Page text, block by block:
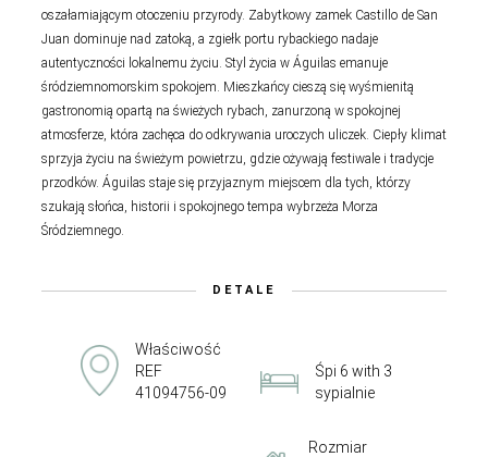
oszałamiającym otoczeniu przyrody. Zabytkowy zamek Castillo de San
Juan dominuje nad zatoką, a zgiełk portu rybackiego nadaje
autentyczności lokalnemu życiu. Styl życia w Águilas emanuje
śródziemnomorskim spokojem. Mieszkańcy cieszą się wyśmienitą
gastronomią opartą na świeżych rybach, zanurzoną w spokojnej
atmosferze, która zachęca do odkrywania uroczych uliczek. Ciepły klimat
sprzyja życiu na świeżym powietrzu, gdzie ożywają festiwale i tradycje
przodków. Águilas staje się przyjaznym miejscem dla tych, którzy
szukają słońca, historii i spokojnego tempa wybrzeża Morza
Śródziemnego.
DETALE
Właściwość
REF
41094756-09
Śpi 6 with 3
sypialnie
Rozmiar